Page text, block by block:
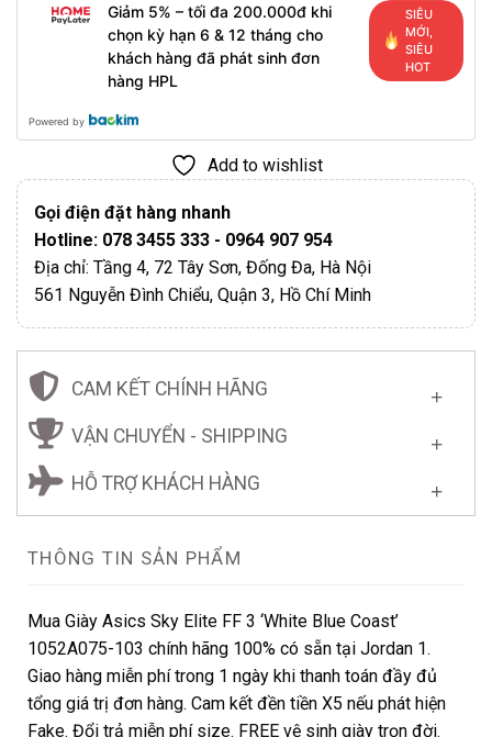
Giảm 5% – tối đa 200.000đ khi
chọn kỳ hạn 6 & 12 tháng cho
khách hàng đã phát sinh đơn
hàng HPL
SIÊU
MỚI,
SIÊU
HOT
Powered by
Add to wishlist
Gọi điện đặt hàng nhanh
Hotline: 078 3455 333 - 0964 907 954
Địa chỉ: Tầng 4, 72 Tây Sơn, Đống Đa, Hà Nội
561 Nguyễn Đình Chiểu, Quận 3, Hồ Chí Minh
CAM KẾT CHÍNH HÃNG
VẬN CHUYỂN - SHIPPING
HỖ TRỢ KHÁCH HÀNG
THÔNG TIN SẢN PHẨM
Mua Giày Asics Sky Elite FF 3 ‘White Blue Coast’
1052A075-103 chính hãng 100% có sẵn tại Jordan 1.
Giao hàng miễn phí trong 1 ngày khi thanh toán đầy đủ
tổng giá trị đơn hàng. Cam kết đền tiền X5 nếu phát hiện
Fake. Đổi trả miễn phí size. FREE vệ sinh giày trọn đời.